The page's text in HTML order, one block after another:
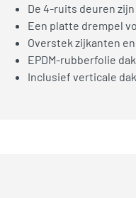
De 4-ruits deuren
Een platte drempel
Overstek zijkanten
EPDM-rubberfolie
Inclusief verticale